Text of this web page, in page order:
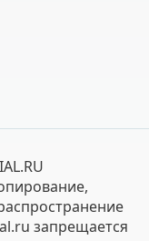
запрещается